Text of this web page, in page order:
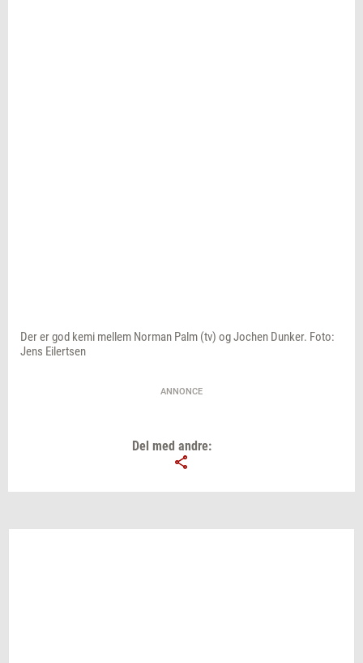
Der er god kemi mellem Norman Palm (tv) og Jochen Dunker. Foto:
Jens Eilertsen
ANNONCE
Del med andre: